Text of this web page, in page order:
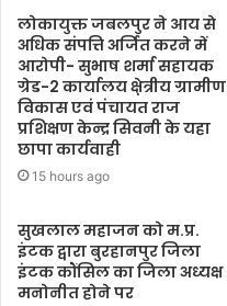
लोकायुक्त जबलपुर ने आय से
अधिक संपत्ति अर्जित करने में
आरोपी- सुभाष शर्मा सहायक
ग्रेड-2 कार्यालय क्षे़त्रीय ग्रामीण
विकास एवं पंचायत राज
प्रशिक्षण केन्द्र सिवनी के यहा
छापा कार्यवाही
15 hours ago
सुखलाल महाजन को म.प्र.
इंटक द्वारा बुरहानपुर जिला
इंटक कौंसिल का जिला अध्यक्ष
मनोनीत होने पर